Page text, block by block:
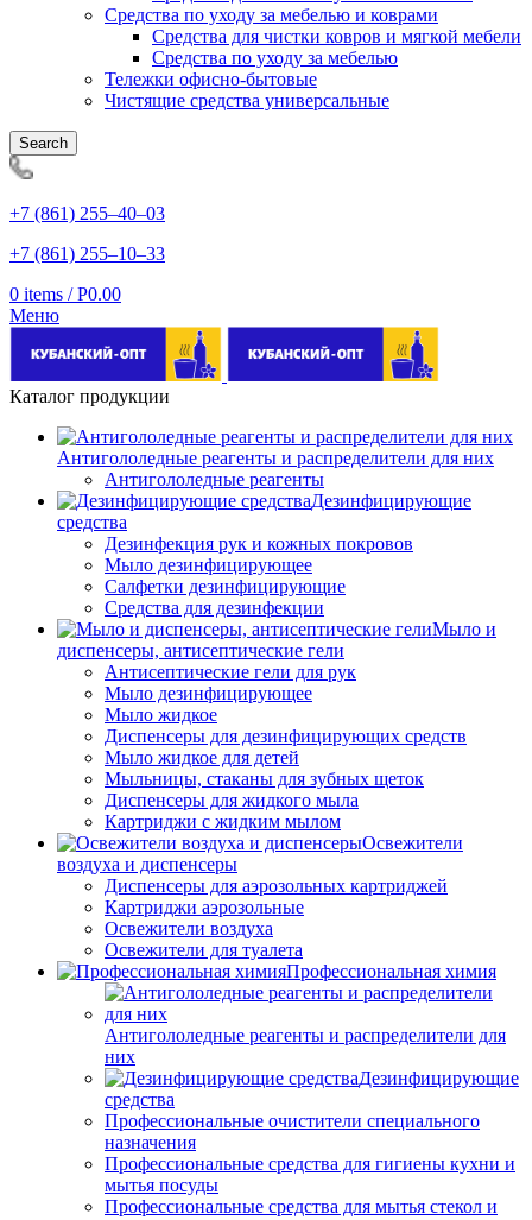
Средства по уходу за мебелью и коврами
Средства для чистки ковров и мягкой мебели
Средства по уходу за мебелью
Тележки офисно-бытовые
Чистящие средства универсальные
Search
+7 (861) 255‒40‒03
+7 (861) 255‒10‒33
0 items / Р0.00
Меню
Каталог продукции
Антигололедные реагенты и распределители для них
Антигололедные реагенты
Дезинфицирующие
средства
Дезинфекция рук и кожных покровов
Мыло дезинфицирующее
Салфетки дезинфицирующие
Средства для дезинфекции
Мыло и
диспенсеры, антисептические гели
Антисептические гели для рук
Мыло дезинфицирующее
Мыло жидкое
Диспенсеры для дезинфицирующих средств
Мыло жидкое для детей
Мыльницы, стаканы для зубных щеток
Диспенсеры для жидкого мыла
Картриджи с жидким мылом
Освежители
воздуха и диспенсеры
Диспенсеры для аэрозольных картриджей
Картриджи аэрозольные
Освежители воздуха
Освежители для туалета
Профессиональная химия
Антигололедные реагенты и распределители для
них
Дезинфицирующие
средства
Профессиональные очистители специального
назначения
Профессиональные средства для гигиены кухни и
мытья посуды
Профессиональные средства для мытья стекол и